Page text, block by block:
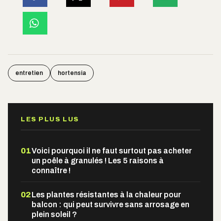
entretien hortensia
LES PLUS LUS
01Voici pourquoi il ne faut surtout pas acheter
un poêle à granulés ! Les 5 raisons à
connaître !
02Les plantes résistantes à la chaleur pour
balcon : qui peut survivre sans arrosage en
plein soleil ?